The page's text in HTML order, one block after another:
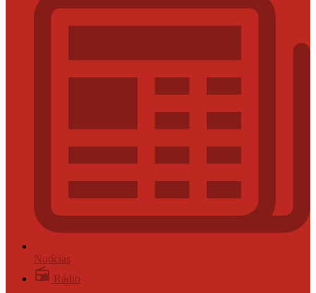
Notícias
Rádio